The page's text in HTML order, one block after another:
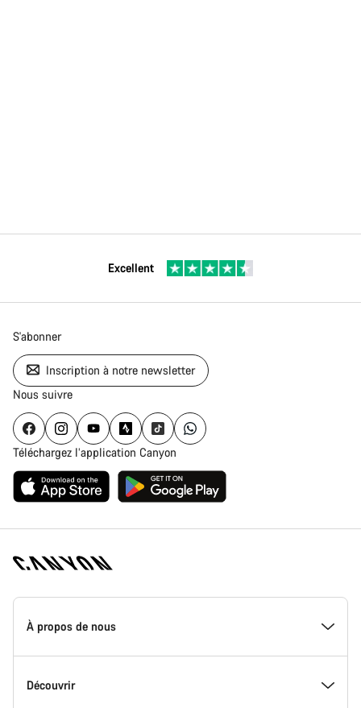
Excellent
S'abonner
Inscription à notre newsletter
Nous suivre
Téléchargez l’application Canyon
Page
d'accueil
Canyon
-
À propos de nous
Inside Canyon
Découvrir